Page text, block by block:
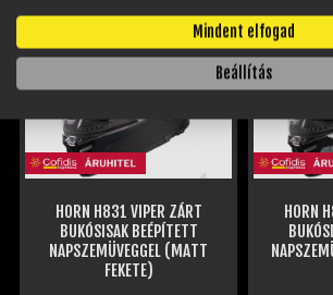
HORN H831 VIPER ZÁRT
BUKÓSISAK BEÉPÍTETT
NAPSZEMÜVEGGEL (MATT
FEKETE)
HORN
Mindent elfogad
Beállítás